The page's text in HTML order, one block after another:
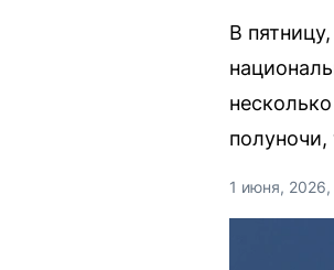
В
полуночи,
1 июня,